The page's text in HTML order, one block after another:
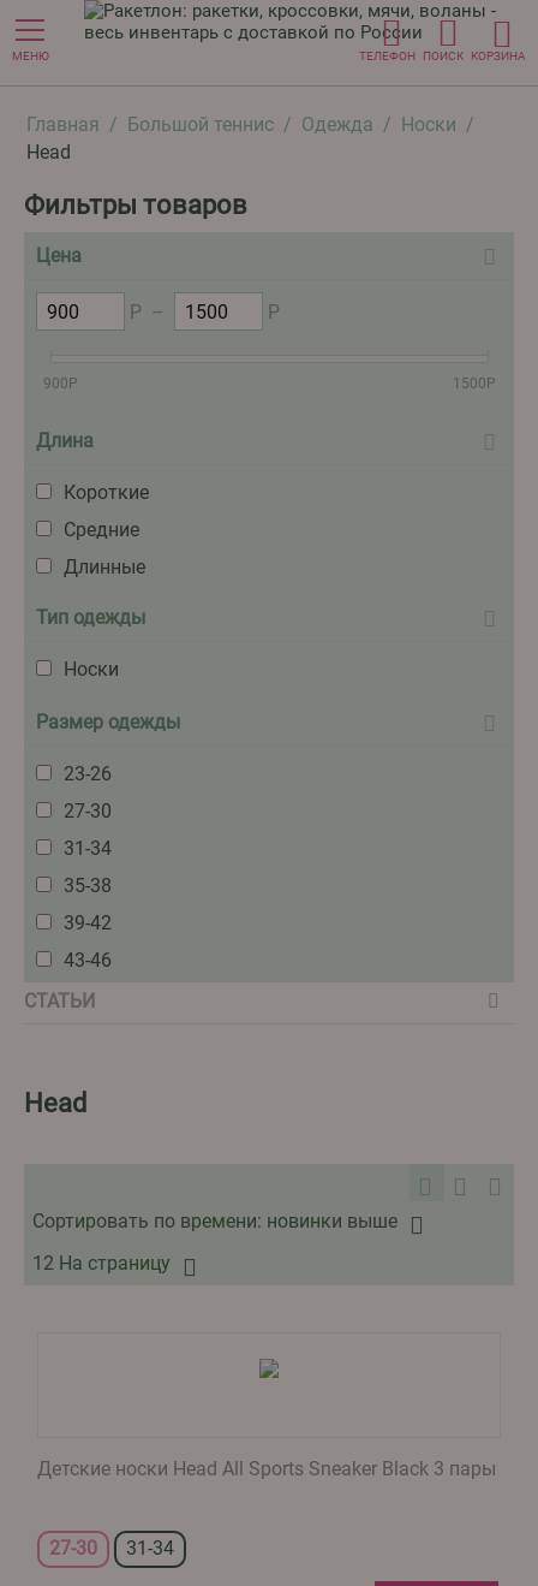
МЕНЮ ТЕЛЕФОН ПОИСК КОРЗИНА
Главная / Большой теннис / Одежда / Носки /
Head
Фильтры товаров
Цена
Р – Р
900 Р 1500 Р
Длина
Короткие
Средние
Длинные
Тип одежды
Носки
Размер одежды
23-26
27-30
31-34
35-38
39-42
43-46
СТАТЬИ
Head
Сортировать по времени: новинки выше
12 На страницу
Детские носки Head All Sports Sneaker Black 3 пары
27-30 31-34